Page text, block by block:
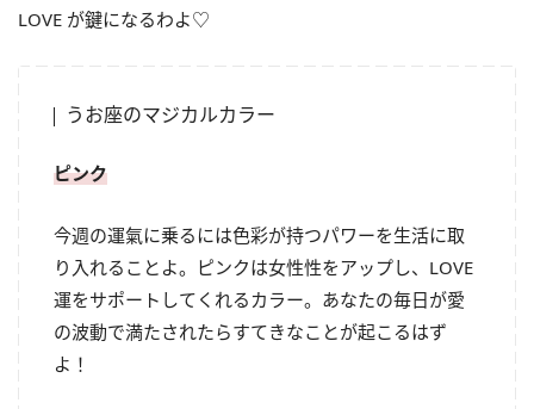
LOVE が鍵になるわよ♡
うお座のマジカルカラー
ピンク
今週の運氣に乗るには色彩が持つパワーを生活に取
り入れることよ。ピンクは女性性をアップし、LOVE
運をサポートしてくれるカラー。あなたの毎日が愛
の波動で満たされたらすてきなことが起こるはず
よ！